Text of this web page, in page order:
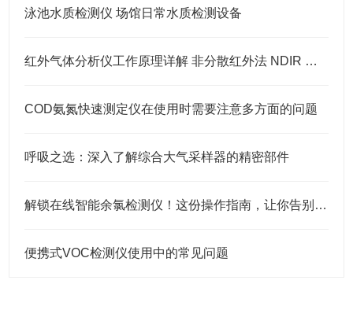
泳池水质检测仪 场馆日常水质检测设备
红外气体分析仪工作原理详解 非分散红外法 NDIR 原理解析
COD氨氮快速测定仪在使用时需要注意多方面的问题
呼吸之选：深入了解综合大气采样器的精密部件
解锁在线智能余氯检测仪！这份操作指南，让你告别检测难题
便携式VOC检测仪使用中的常见问题